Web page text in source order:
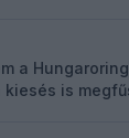
a
kiesés is